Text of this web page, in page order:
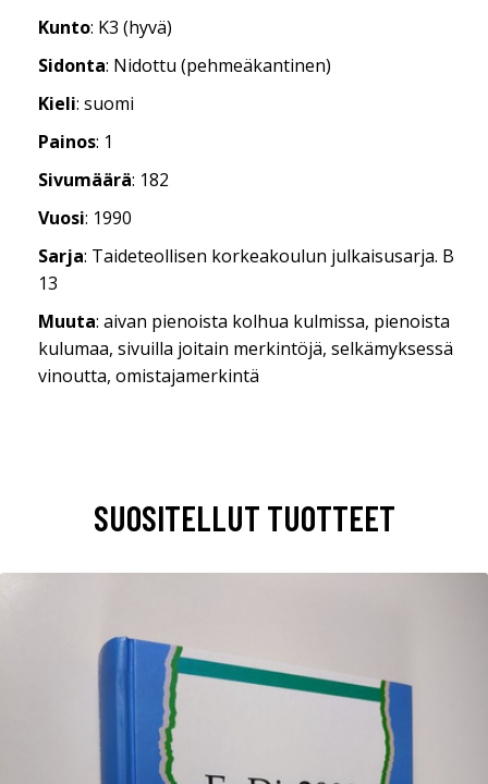
Kunto: K3 (hyvä)
Sidonta: Nidottu (pehmeäkantinen)
Kieli: suomi
Painos: 1
Sivumäärä: 182
Vuosi: 1990
Sarja: Taideteollisen korkeakoulun julkaisusarja. B
13
Muuta: aivan pienoista kolhua kulmissa, pienoista
kulumaa, sivuilla joitain merkintöjä, selkämyksessä
vinoutta, omistajamerkintä
SUOSITELLUT TUOTTEET